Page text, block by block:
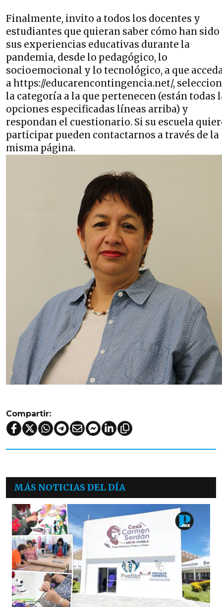
Finalmente, invito a todos los docentes y
estudiantes que quieran saber cómo han sido
sus experiencias educativas durante la
pandemia, desde lo pedagógico, lo
socioemocional y lo tecnológico, a que
a https://educarencontingencia.net/,
la categoría a la que pertenecen (están todas
opciones especificadas líneas arriba) y
respondan el cuestionario. Si su escuela
participar pueden contactarnos a través de la
misma página.
Compartir:
MÁS NOTICIAS DEL DÍA